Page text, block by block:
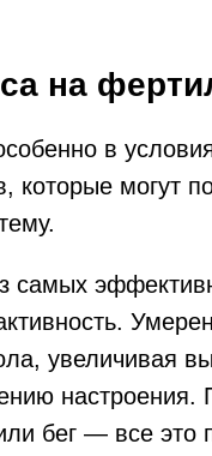
на
в
которые могут
самых
увеличивая
настроения.
бег — все это